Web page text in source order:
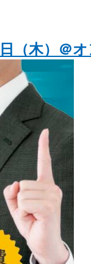
日（木）＠